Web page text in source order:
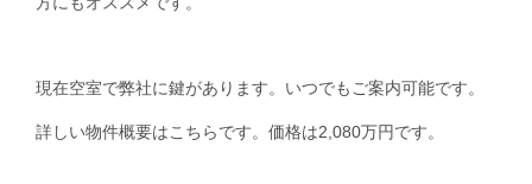
現在空室で弊社に鍵があります。いつでもご案内可能です。
詳しい物件概要はこちらです。価格は2,080万円です。